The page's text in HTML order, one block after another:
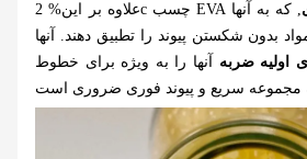
, که به آنها
بدون شکستن پیوند را تطبیق دهند. آنها
اولیه ضربه آنها را به ویژه برای خطوط